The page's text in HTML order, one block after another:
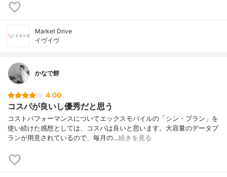
Market Drive
イヴイヴ
かなで餅
4.00
コスパが良いし優秀だと思う
コストパフォーマンスについてエックスモバイルの「シン・プラン」を
使い続けた感想としては、コスパは良いと思います。大容量のデータプ
ランが用意されているので、毎月の…続きを見る